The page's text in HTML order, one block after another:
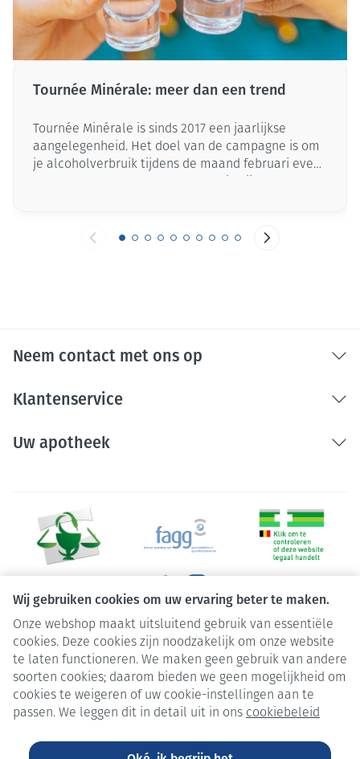
Wij gebruiken cookies om uw ervaring beter te maken.
Onze webshop maakt uitsluitend gebruik van essentiële
cookies. Deze cookies zijn noodzakelijk om onze website
te laten functioneren. We maken geen gebruik van andere
soorten cookies; daarom bieden we geen mogelijkheid om
cookies te weigeren of uw cookie-instellingen aan te
passen. We leggen dit in detail uit in ons cookiebeleid
Tournée Minérale: meer dan een trend
Tournée Minérale is sinds 2017 een jaarlijkse
aangelegenheid. Het doel van de campagne is om
je alcoholverbruik tijdens de maand februari even
met dit initiatief mee te doen.
Neem contact met ons op
Klantenservice
Uw apotheek
Juridische links